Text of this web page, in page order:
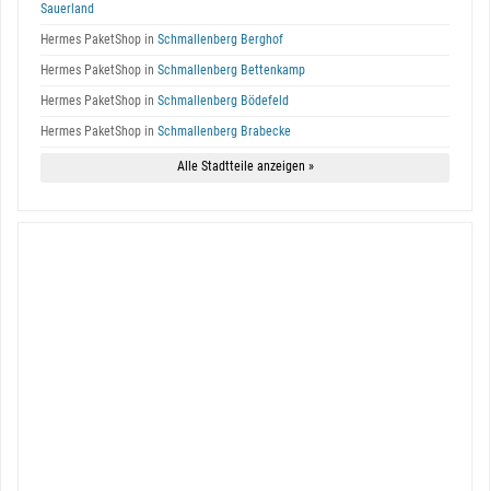
Sauerland
Hermes PaketShop in Schmallenberg Berghof
Hermes PaketShop in Schmallenberg Bettenkamp
Hermes PaketShop in Schmallenberg Bödefeld
Hermes PaketShop in Schmallenberg Brabecke
Alle Stadtteile anzeigen »